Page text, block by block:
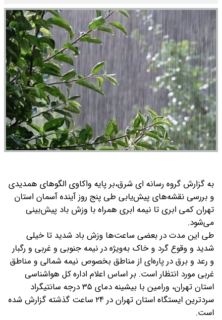
به گزارش گروه رسانه ای شرق،بر پایه واکاوی الگوهای همدیدی
و بررسی نقشه‌های پیش‌یابی طی پنج روز آینده آسمان استان
تهران کمی ابری تا نیمه ابری همراه با وزش باد پیش‌بینی
می‌شود.
طی این مدت در بعضی ساعت‌ها وزش باد شدید تا خیلی
شدید و وقوع گرد و خاک به‌ویژه در نیمه جنوبی و غربی و رگبار
و رعد و برق در پاره‌ای از مناطق بخصوص نیمه شمالی و مناطق
غربی مورد انتظار است. بر اساس اعلام اداره کل هواشناسی
استان تهران، ورامین با بیشینه دمای ۳۵ درجه سانتیگراد
سردترین ایستگاه استان تهران در ۲۴ ساعت گذشته گزارش شده
است.